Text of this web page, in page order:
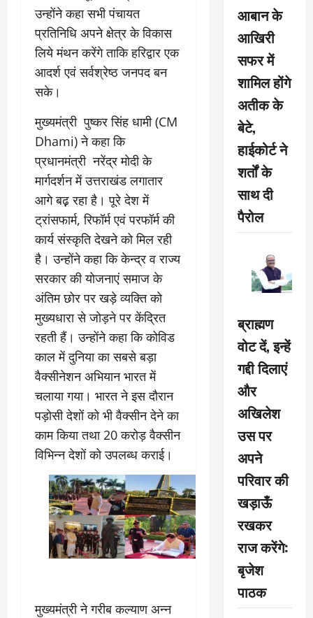
उन्होंने कहा सभी पंचायत
प्रतिनिधि अपने क्षेत्र के विकास
लिये मंथन करेंगे ताकि हरिद्वार एक
आदर्श एवं सर्वश्रेष्ठ जनपद बन
सके।
मुख्यमंत्री पुष्कर सिंह धामी (CM
Dhami) ने कहा कि
प्रधानमंत्री नरेंद्र मोदी के
मार्गदर्शन में उत्तराखंड लगातार
आगे बढ़़ रहा है। पूरे देश में
ट्रांसफार्म, रिफॉर्म एवं परफॉर्म की
कार्य संस्कृति देखने को मिल रही
है। उन्होंने कहा कि केन्द्र व राज्य
सरकार की योजनाएं समाज के
अंतिम छोर पर खड़े व्यक्ति को
मुख्यधारा से जोड़ने पर केंद्रित
रहती हैं। उन्होंने कहा कि कोविड
काल में दुनिया का सबसे बड़ा
वैक्सीनेशन अभियान भारत में
चलाया गया। भारत ने इस दौरान
पड़ोसी देशों को भी वैक्सीन देने का
काम किया तथा 20 करोड़ वैक्सीन
विभिन्न देशों को उपलब्ध कराई।
मुख्यमंत्री ने गरीब कल्याण अन्न
आबान के
आखिरी
सफर में
शामिल होंगे
अतीक के
बेटे,
हाईकोर्ट ने
शर्तों के
साथ दी
पैरोल
ब्राह्मण
वोट दें, इन्हें
गद्दी दिलाएं
और
अखिलेश
उस पर
अपने
परिवार की
खड़ाऊँ
रखकर
राज करेंगे:
बृजेश
पाठक